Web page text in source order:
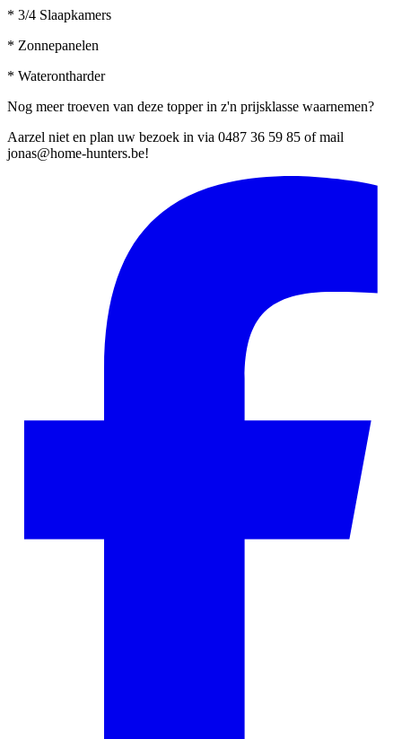
* 3/4 Slaapkamers
* Zonnepanelen
* Waterontharder
Nog meer troeven van deze topper in z'n prijsklasse waarnemen?
Aarzel niet en plan uw bezoek in via 0487 36 59 85 of mail
jonas@home-hunters.be!